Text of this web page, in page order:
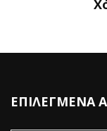
ΕΠΙΛΕΓΜΕΝΑ